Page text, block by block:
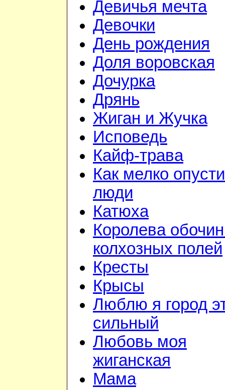
Девичья мечта
Девочки
День рождения
Доля воровская
Дочурка
Дрянь
Жиган и Жучка
Исповедь
Кайф-трава
Как мелко
люди
Катюха
Королева
колхозных полей
Кресты
Крысы
Люблю я город
сильный
Любовь моя
жиганская
Мама